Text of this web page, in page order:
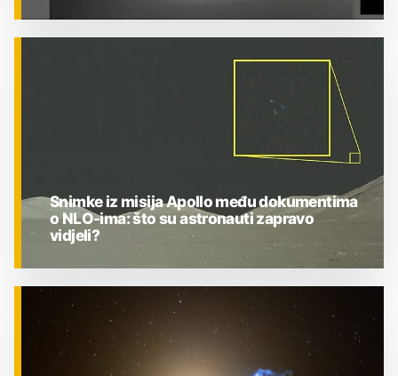
ZNANOST
Snimke iz misija Apollo među dokumentima
o NLO-ima: što su astronauti zapravo
vidjeli?